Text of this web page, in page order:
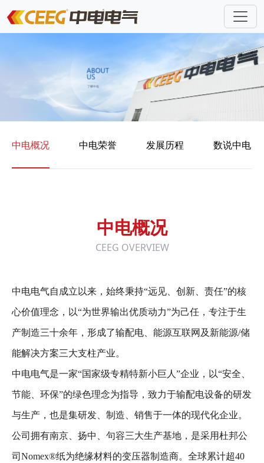
中电概况 中电荣誉 发展历程 数说中电
中电概况
CEEG OVERVIEW
中电电气自成立以来，始终秉持“远见、创新、责任”的核
心价值理念，以“为世界输出优质动力”为己任，专注于生
产制造三十余年，形成了输配电、能源互联网及新能源/储
能解决方案三大支柱产业。
中电电气是一家“国家级专精特新小巨人”企业，以“安全、
节能、环保”的绿色理念为指导，致力于输配电设备的研发
与生产，也是集研发、制造、销售于一体的现代化企业。
公司拥有南京、扬中、句容三大生产基地，是采用杜邦公
司Nomex®纸为绝缘材料的变压器制造商。全球累计超40